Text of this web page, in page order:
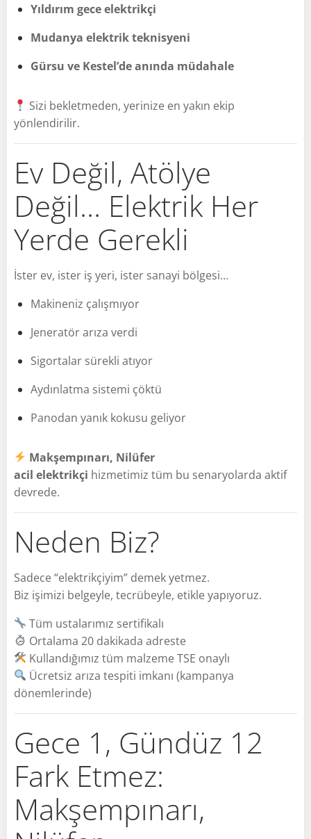
Yıldırım gece elektrikçi
Mudanya elektrik teknisyeni
Gürsu ve Kestel’de anında müdahale
Sizi bekletmeden, yerinize en yakın ekip
yönlendirilir.
Ev Değil, Atölye
Değil… Elektrik Her
Yerde Gerekli
İster ev, ister iş yeri, ister sanayi bölgesi…
Makineniz çalışmıyor
Jeneratör arıza verdi
Sigortalar sürekli atıyor
Aydınlatma sistemi çöktü
Panodan yanık kokusu geliyor
Makşempınarı, Nilüfer
acil elektrikçi hizmetimiz tüm bu senaryolarda aktif
devrede.
Neden Biz?
Sadece “elektrikçiyim” demek yetmez.
Biz işimizi belgeyle, tecrübeyle, etikle yapıyoruz.
Tüm ustalarımız sertifikalı
Ortalama 20 dakikada adreste
Kullandığımız tüm malzeme TSE onaylı
Ücretsiz arıza tespiti imkanı (kampanya
dönemlerinde)
Gece 1, Gündüz 12
Fark Etmez:
Makşempınarı,